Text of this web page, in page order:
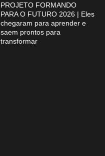
PROJETO FORMANDO
PARA O FUTURO 2026 | Eles
chegaram para aprender e
saem prontos para
transformar